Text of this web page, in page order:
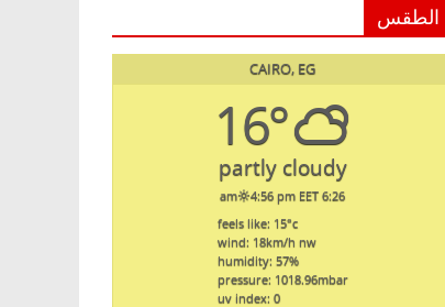
الطقس
CAIRO, EG
16°
partly cloudy
6:26 am
4:56 pm EET
feels like: 15°c
wind: 18km/h nw
humidity: 57%
pressure: 1018.96mbar
uv index: 0